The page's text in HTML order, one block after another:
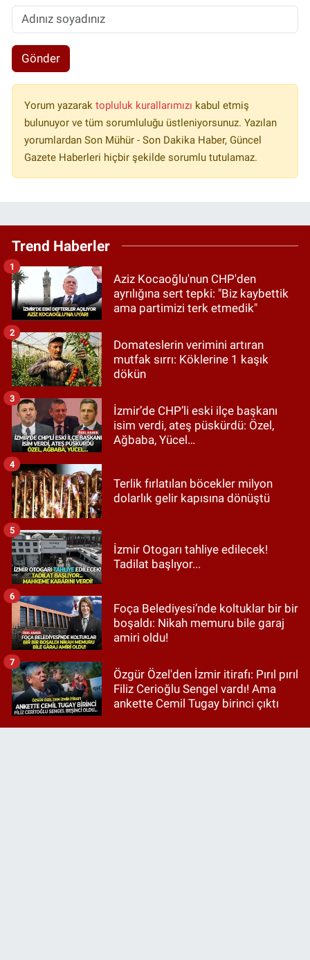
Gönder
Yorum yazarak topluluk kurallarımızı kabul etmiş
bulunuyor ve tüm sorumluluğu üstleniyorsunuz. Yazılan
yorumlardan Son Mühür - Son Dakika Haber, Güncel
Gazete Haberleri hiçbir şekilde sorumlu tutulamaz.
Trend Haberler
Aziz Kocaoğlu'nun CHP'den
ayrılığına sert tepki: "Biz kaybettik
ama partimizi terk etmedik"
1
Domateslerin verimini artıran
mutfak sırrı: Köklerine 1 kaşık
dökün
2
İzmir’de CHP’li eski ilçe başkanı
isim verdi, ateş püskürdü: Özel,
Ağbaba, Yücel…
3
Terlik fırlatılan böcekler milyon
dolarlık gelir kapısına dönüştü
4
İzmir Otogarı tahliye edilecek!
Tadilat başlıyor...
5
Foça Belediyesi’nde koltuklar bir bir
boşaldı: Nikah memuru bile garaj
amiri oldu!
6
Özgür Özel'den İzmir itirafı: Pırıl pırıl
Filiz Cerioğlu Sengel vardı! Ama
ankette Cemil Tugay birinci çıktı
7